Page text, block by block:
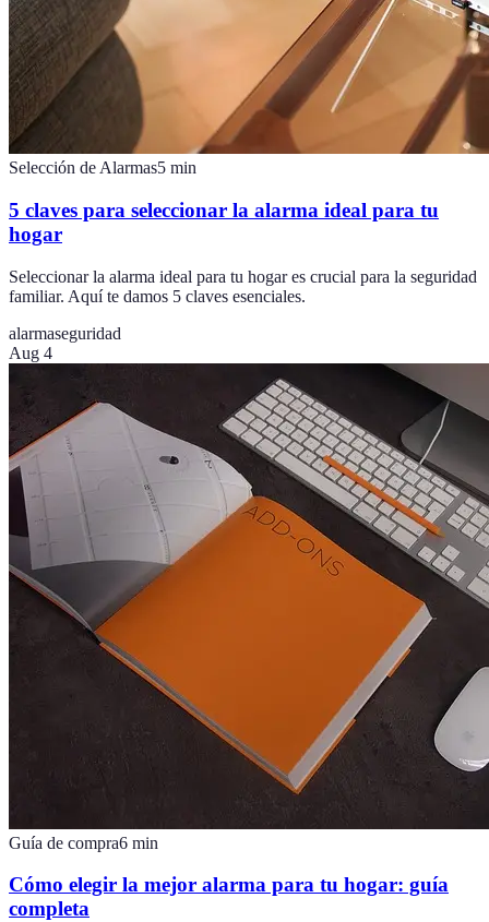
Selección de Alarmas5 min
5 claves para seleccionar la alarma ideal para tu
hogar
Seleccionar la alarma ideal para tu hogar es crucial para la seguridad
familiar. Aquí te damos 5 claves esenciales.
alarmaseguridad
Aug 4
Guía de compra6 min
Cómo elegir la mejor alarma para tu hogar: guía
completa